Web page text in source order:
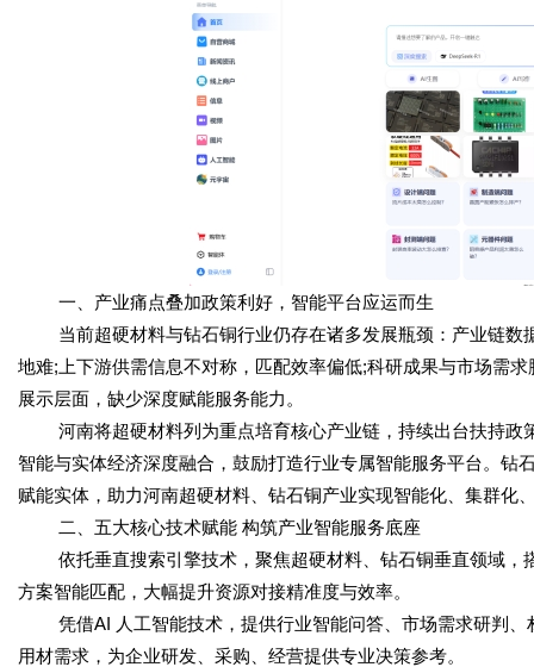
一、产业痛点叠加政策利好，智能平台应运而生
当前超硬材料与钻石铜行业仍存在诸多发展瓶颈：产业链
地难;上下游供需信息不对称，匹配效率偏低;科研成果与市场需
展示层面，缺少深度赋能服务能力。
河南将超硬材料列为重点培育核心产业链，持续出台扶持
智能与实体经济深度融合，鼓励打造行业专属智能服务平台。钻
赋能实体，助力河南超硬材料、钻石铜产业实现智能化、集群化
二、五大核心技术赋能 构筑产业智能服务底座
依托垂直搜索引擎技术，聚焦超硬材料、钻石铜垂直领域
方案智能匹配，大幅提升资源对接精准度与效率。
凭借AI 人工智能技术，提供行业智能问答、市场需求研判
用材需求，为企业研发、采购、经营提供专业决策参考。